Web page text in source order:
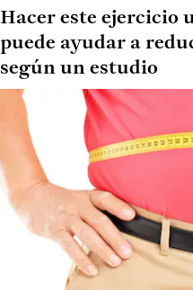
Hacer este ejercicio
puede ayudar a
según un estudio